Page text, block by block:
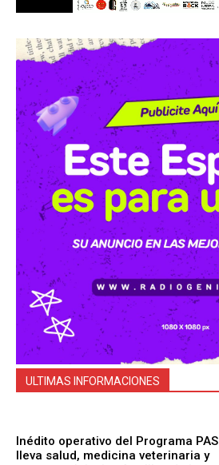
ULTIMAS INFORMACIONES
Inédito operativo del Programa PAS
lleva salud, medicina veterinaria y